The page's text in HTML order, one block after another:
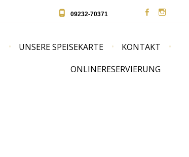
09232-70371
UNSE­RE SPEISEKARTE
KON­TAKT
ONLINE­RE­SER­VIE­RUNG